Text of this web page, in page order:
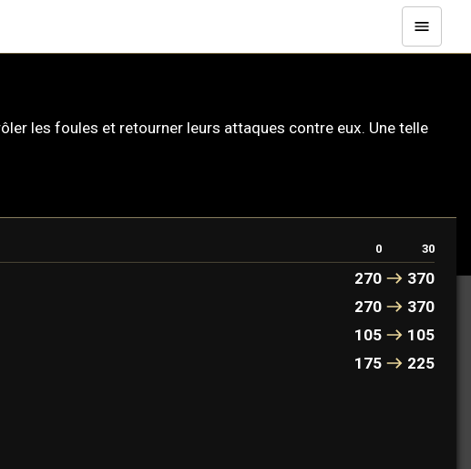
les foules et retourner leurs attaques contre eux. Une telle
0 30
270
370
270
370
105
105
175 225